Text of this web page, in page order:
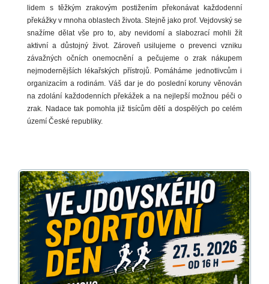
lidem s těžkým zrakovým postižením překonávat každodenní
překážky v mnoha oblastech života. Stejně jako prof. Vejdovský se
snažíme dělat vše pro to, aby nevidomí a slabozrací mohli žít
aktivní a důstojný život. Zároveň usilujeme o prevenci vzniku
závažných očních onemocnění a pečujeme o zrak nákupem
nejmodernějších lékařských přístrojů. Pomáháme jednotlivcům i
organizacím a rodinám. Váš dar je do poslední koruny věnován
na zdolání každodenních překážek a na nejlepší možnou péči o
zrak. Nadace tak pomohla již tisícům dětí a dospělých po celém
území České republiky.